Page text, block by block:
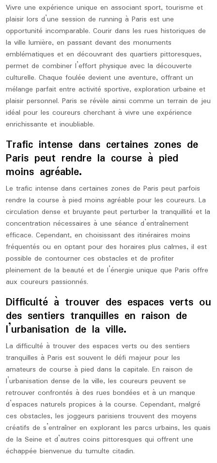
Vivre une expérience unique en associant sport, tourisme et
plaisir lors d’une session de running à Paris est une
opportunité incomparable. Courir dans les rues historiques de
la ville lumière, en passant devant des monuments
emblématiques et en découvrant des quartiers pittoresques,
permet de combiner l’effort physique avec la découverte
culturelle. Chaque foulée devient une aventure, offrant un
mélange parfait entre activité sportive, exploration urbaine et
plaisir personnel. Paris se révèle ainsi comme un terrain de jeu
idéal pour les coureurs cherchant à vivre une expérience
enrichissante et inoubliable.
Trafic intense dans certaines zones de
Paris peut rendre la course à pied
moins agréable.
Le trafic intense dans certaines zones de Paris peut parfois
rendre la course à pied moins agréable pour les coureurs. La
circulation dense et bruyante peut perturber la tranquillité et la
concentration nécessaires à une séance d’entraînement
efficace. Cependant, en choisissant des itinéraires moins
fréquentés ou en optant pour des horaires plus calmes, il est
possible de contourner ces obstacles et de profiter
pleinement de la beauté et de l’énergie unique que Paris offre
aux coureurs passionnés.
Difficulté à trouver des espaces verts ou
des sentiers tranquilles en raison de
l’urbanisation de la ville.
La difficulté à trouver des espaces verts ou des sentiers
tranquilles à Paris est souvent le défi majeur pour les
amateurs de course à pied dans la capitale. En raison de
l’urbanisation dense de la ville, les coureurs peuvent se
retrouver confrontés à des rues bondées et à un manque
d’espaces naturels propices à la course. Cependant, malgré
ces obstacles, les joggeurs parisiens trouvent des moyens
créatifs de s’entraîner en explorant les parcs urbains, les quais
de la Seine et d’autres coins pittoresques qui offrent une
échappée bienvenue du tumulte citadin.